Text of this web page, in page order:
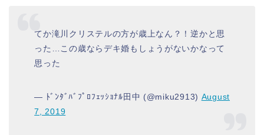
てか滝川クリステルの方が歳上なん？！逆かと思
った…この歳ならデキ婚もしょうがないかなって
思った
— ﾄﾞﾝﾀﾞﾊﾞﾌﾟﾛﾌｪｯｼｮﾅﾙ田中 (@miku2913) August
7, 2019